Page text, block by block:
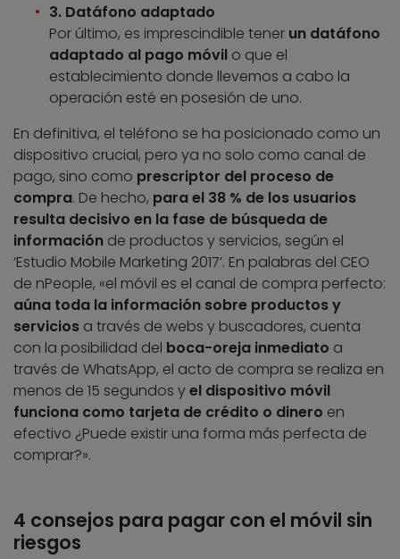
3. Datáfono adaptado
Por último, es imprescindible tener un datáfono
adaptado al pago móvil o que el
establecimiento donde llevemos a cabo la
operación esté en posesión de uno.
En definitiva, el teléfono se ha posicionado como un
dispositivo crucial, pero ya no solo como canal de
pago, sino como prescriptor del proceso de
compra. De hecho, para el 38 % de los usuarios
resulta decisivo en la fase de búsqueda de
información de productos y servicios, según el
‘Estudio Mobile Marketing 2017’. En palabras del CEO
de nPeople, «el móvil es el canal de compra perfecto:
aúna toda la información sobre productos y
servicios a través de webs y buscadores, cuenta
con la posibilidad del boca-oreja inmediato a
través de WhatsApp, el acto de compra se realiza en
menos de 15 segundos yel dispositivo móvil
funciona como tarjeta de crédito o dinero en
efectivo ¿Puede existir una forma más perfecta de
comprar?».
4 consejos para pagar con el móvil sin
riesgos